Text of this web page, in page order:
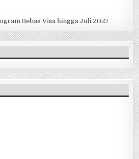
Bebas Visa hingga Juli 2027